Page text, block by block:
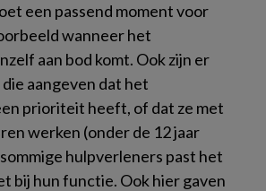
een passend moment voor
wanneer het
aan bod komt. Ook zijn er
aangeven dat het
prioriteit heeft, of dat ze met
werken (onder de 12 jaar
hulpverleners past het
bij hun functie. Ook hier gaven